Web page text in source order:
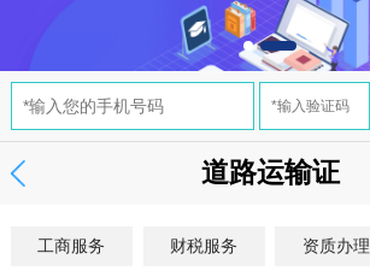
道路运输证
工商服务 财税服务 资质办理